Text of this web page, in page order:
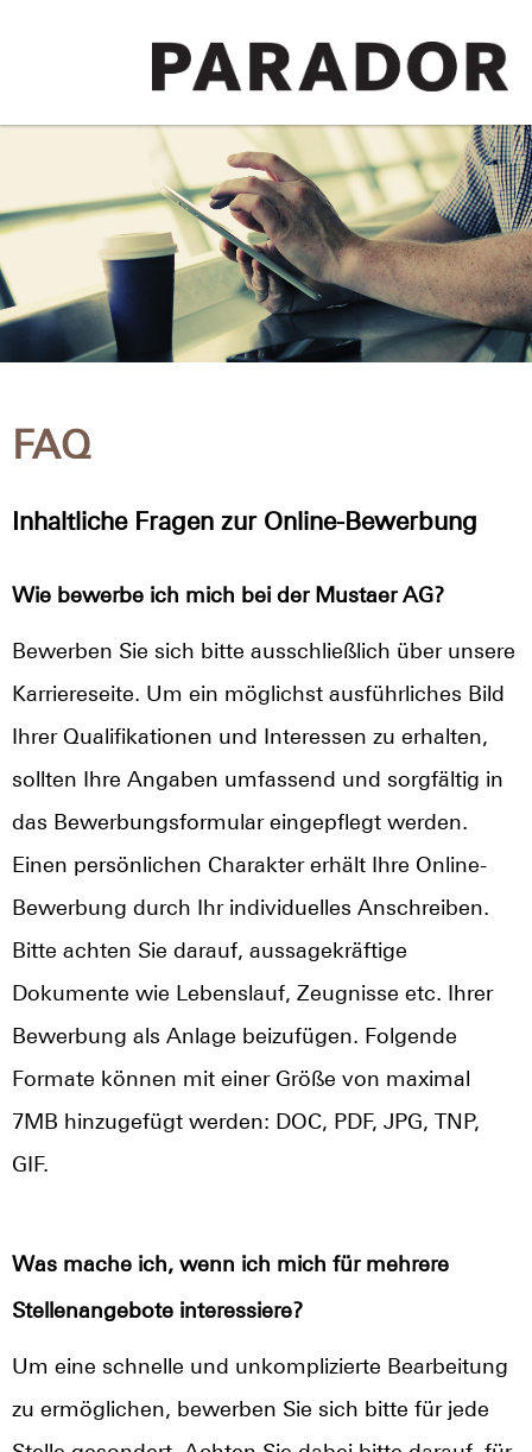
FAQ
Inhaltliche Fragen zur Online-Bewerbung
Wie bewerbe ich mich bei der Mustaer AG?
Bewerben Sie sich bitte ausschließlich über unsere
Karriereseite. Um ein möglichst ausführliches Bild
Ihrer Qualifikationen und Interessen zu erhalten,
sollten Ihre Angaben umfassend und sorgfältig in
das Bewerbungsformular eingepflegt werden.
Einen persönlichen Charakter erhält Ihre Online-
Bewerbung durch Ihr individuelles Anschreiben.
Bitte achten Sie darauf, aussagekräftige
Dokumente wie Lebenslauf, Zeugnisse etc. Ihrer
Bewerbung als Anlage beizufügen. Folgende
Formate können mit einer Größe von maximal
7MB hinzugefügt werden: DOC, PDF, JPG, TNP,
GIF.
Was mache ich, wenn ich mich für mehrere
Stellenangebote interessiere?
Um eine schnelle und unkomplizierte Bearbeitung
zu ermöglichen, bewerben Sie sich bitte für jede